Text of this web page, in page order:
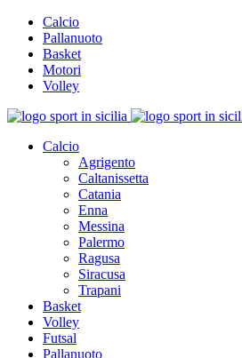
Calcio
Pallanuoto
Basket
Motori
Volley
Calcio
Agrigento
Caltanissetta
Catania
Enna
Messina
Palermo
Ragusa
Siracusa
Trapani
Basket
Volley
Futsal
Pallanuoto